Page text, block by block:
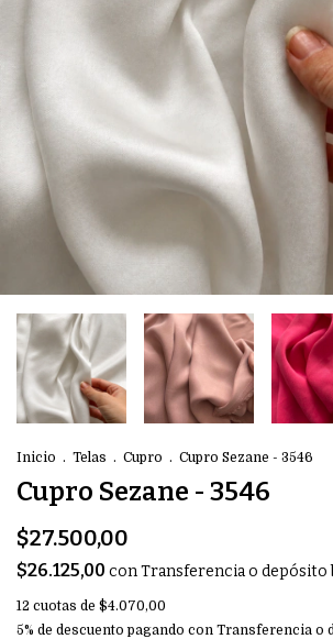
Inicio . Telas . Cupro . Cupro Sezane - 3546
Cupro Sezane - 3546
$27.500,00
$26.125,00 conTransferencia o depósito
12 cuotas de $4.070,00
5% de descuento pagando con Transferencia o